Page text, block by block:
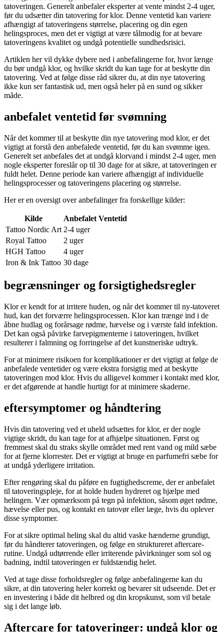
tatoveringen. Generelt anbefaler eksperter at vente mindst 2-4 uger,
før du udsætter din tatovering for klor. Denne ventetid kan variere
afhængigt af tatoveringens størrelse, placering og din egen
helingsproces, men det er vigtigt at være tålmodig for at bevare
tatoveringens kvalitet og undgå potentielle sundhedsrisici.
Artiklen her vil dykke dybere ned i anbefalingerne for, hvor længe
du bør undgå klor, og hvilke skridt du kan tage for at beskytte din
tatovering. Ved at følge disse råd sikrer du, at din nye tatovering
ikke kun ser fantastisk ud, men også heler på en sund og sikker
måde.
anbefalet ventetid før svømning
Når det kommer til at beskytte din nye tatovering mod klor, er det
vigtigt at forstå den anbefalede ventetid, før du kan svømme igen.
Generelt set anbefales det at undgå klorvand i mindst 2-4 uger, men
nogle eksperter foreslår op til 30 dage for at sikre, at tatoveringen er
fuldt helet. Denne periode kan variere afhængigt af individuelle
helingsprocesser og tatoveringens placering og størrelse.
Her er en oversigt over anbefalinger fra forskellige kilder:
Kilde
Anbefalet Ventetid
Tattoo Nordic Art 2-4 uger
Royal Tattoo
2 uger
HGH Tattoo
4 uger
Iron & Ink Tattoo 30 dage
begrænsninger og forsigtighedsregler
Klor er kendt for at irritere huden, og når det kommer til ny-tatoveret
hud, kan det forværre helingsprocessen. Klor kan trænge ind i de
åbne hudlag og forårsage rødme, hævelse og i værste fald infektion.
Det kan også påvirke farvepigmenterne i tatoveringen, hvilket
resulterer i falmning og forringelse af det kunstneriske udtryk.
For at minimere risikoen for komplikationer er det vigtigt at følge de
anbefalede ventetider og være ekstra forsigtig med at beskytte
tatoveringen mod klor. Hvis du alligevel kommer i kontakt med klor,
er det afgørende at handle hurtigt for at minimere skaderne.
eftersymptomer og håndtering
Hvis din tatovering ved et uheld udsættes for klor, er der nogle
vigtige skridt, du kan tage for at afhjælpe situationen. Først og
fremmest skal du straks skylle området med rent vand og mild sæbe
for at fjerne klorrester. Det er vigtigt at bruge en parfumefri sæbe for
at undgå yderligere irritation.
Efter rengøring skal du påføre en fugtighedscreme, der er anbefalet
til tatoveringspleje, for at holde huden hydreret og hjælpe med
helingen. Vær opmærksom på tegn på infektion, såsom øget rødme,
hævelse eller pus, og kontakt en tatovør eller læge, hvis du oplever
disse symptomer.
For at sikre optimal heling skal du altid vaske hænderne grundigt,
før du håndterer tatoveringen, og følge en struktureret aftercare-
rutine. Undgå udtørrende eller irriterende påvirkninger som sol og
badning, indtil tatoveringen er fuldstændig helet.
Ved at tage disse forholdsregler og følge anbefalingerne kan du
sikre, at din tatovering heler korrekt og bevarer sit udseende. Det er
en investering i både dit helbred og din kropskunst, som vil betale
sig i det lange løb.
Aftercare for tatoveringer: undgå klor og